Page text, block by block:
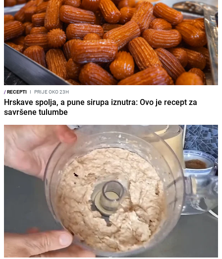
/RECEPTI I PRIJE OKO 23H
Hrskave spolja, a pune sirupa iznutra: Ovo je recept za
savršene tulumbe